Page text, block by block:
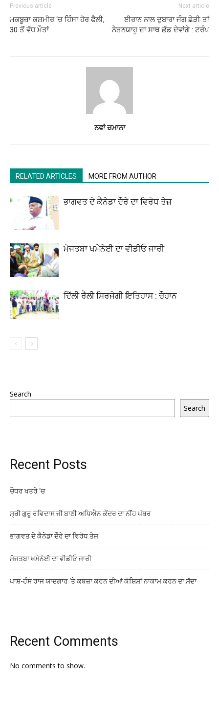
Previous article
ਮਕਬੂਜ਼ਾ ਕਸ਼ਮੀਰ ‘ਚ ਹਿੰਸਾ ਹੋਰ ਫੈਲੀ,
30 ਤੋਂ ਵੱਧ ਮੌਤਾਂ
Next article
ਈਰਾਨ ਨਾਲ ਦੁਬਾਰਾ ਜੰਗ ਛੇੜੀ ਤਾਂ
ਨੇਤਨਯਾਹੂ ਦਾ ਸਾਥ ਛੱਡ ਦੇਵਾਂਗੇ : ਟਰੰਪ
ਨਵਾਂ ਜ਼ਮਾਨਾ
RELATED ARTICLES MORE FROM AUTHOR
ਭਾਗਵਤ ਦੇ ਕੈਨੇਡਾ ਦੌਰੇ ਦਾ ਵਿਰੋਧ ਤੇਜ਼
ਮੋਜਤਬਾ ਖਮੇਨੇਈ ਦਾ ਵੀਡੀਓ ਜਾਰੀ
ਦਿੱਲੀ ਰੈਲੀ ਸਿਰਜੇਗੀ ਇਤਿਹਾਸ : ਚੌਹਾਨ
Search
Search
Recent Posts
ਚੌਧਰ ਖਤਰੇ ‘ਚ
ਸ੍ਰੀ ਗੁਰੂ ਰਵਿਦਾਸ ਜੀ ਬਾਣੀ ਅਧਿਐਨ ਕੇਂਦਰ ਦਾ ਨੀਂਹ ਪੱਥਰ
ਭਾਗਵਤ ਦੇ ਕੈਨੇਡਾ ਦੌਰੇ ਦਾ ਵਿਰੋਧ ਤੇਜ਼
ਮੋਜਤਬਾ ਖਮੇਨੇਈ ਦਾ ਵੀਡੀਓ ਜਾਰੀ
ਪਾਸ਼-ਹੰਸ ਰਾਜ ਯਾਦਗਾਰ ‘ਤੇ ਕਬਜ਼ਾ ਕਰਨ ਦੀਆਂ ਕੋਸ਼ਿਸ਼ਾਂ ਨਾਕਾਮ ਕਰਨ ਦਾ ਸੱਦਾ
Recent Comments
No comments to show.